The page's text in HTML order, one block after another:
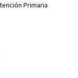
Primaria